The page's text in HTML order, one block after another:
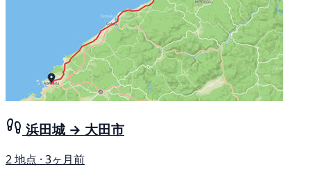
浜田城 → 大田市
2 地点 · 3ヶ月前